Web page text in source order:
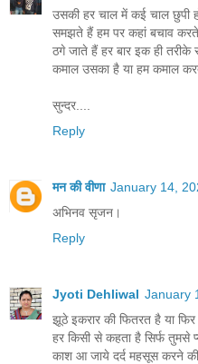
उसकी हर चाल में कई चाल छुपी
समझते हैं हम पर कहां बचाव
ठगे जाते हैं हर बार इक ही तरीके
कमाल उसका है या हम कमाल
सुन्दर....
Reply
मन की वीणा January 14,
अभिनव सृजन।
Reply
Jyoti Dehliwal January
झूठे इकरार की फितरत है या
हर किसी से कहता है सिर्फ तुमसे
काश आ जाये दर्द महसूस करने